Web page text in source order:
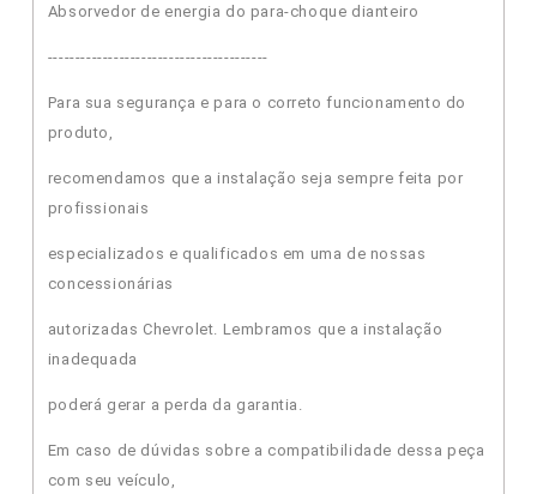
Absorvedor de energia do para-choque dianteiro
----------------------------------------
Para sua segurança e para o correto funcionamento do
produto,
recomendamos que a instalação seja sempre feita por
profissionais
especializados e qualificados em uma de nossas
concessionárias
autorizadas Chevrolet. Lembramos que a instalação
inadequada
poderá gerar a perda da garantia.
Em caso de dúvidas sobre a compatibilidade dessa peça
com seu veículo,